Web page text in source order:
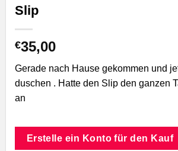
Slip
€35,00
Gerade nach Hause gekommen und
duschen . Hatte den Slip den ganzen
an
Erstelle ein Konto für den Kauf